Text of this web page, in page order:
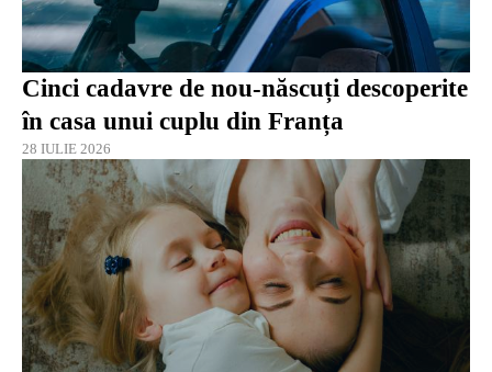
Cinci cadavre de nou-născuți descoperite
în casa unui cuplu din Franța
28 IULIE 2026